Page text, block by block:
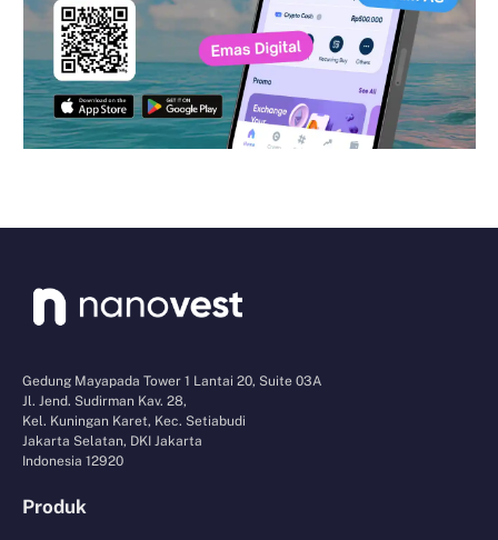
Gedung Mayapada Tower 1 Lantai 20, Suite 03A
Jl. Jend. Sudirman Kav. 28,
Kel. Kuningan Karet, Kec. Setiabudi
Jakarta Selatan, DKI Jakarta
Indonesia 12920
Produk